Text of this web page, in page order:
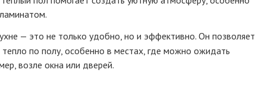
— это не только удобно, но и эффективно. Он позволяет
по полу, особенно в местах, где можно ожидать
возле окна или дверей.